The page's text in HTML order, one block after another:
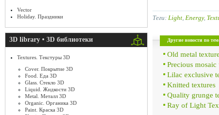
Vector
Holiday. Праздники
3D library • 3D библиотеки
Textures. Текстуры 3D
Cover. Покрытие 3D
Food. Еда 3D
Glass. Стекло 3D
Liquid. Жидкости 3D
Metal. Металл 3D
Organic. Органика 3D
Paint. Краска 3D
Теги: Light Energy,
Другие новости по
Old metal
Precious mosaic
Lilac exclusive
Knitted textures
Quality grunge
Ray of Light